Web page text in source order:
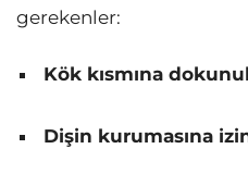
gerekenler:
Kök kısmına
Dişin kurumasına